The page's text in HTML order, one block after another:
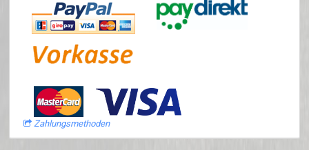
Zahlungsmethoden